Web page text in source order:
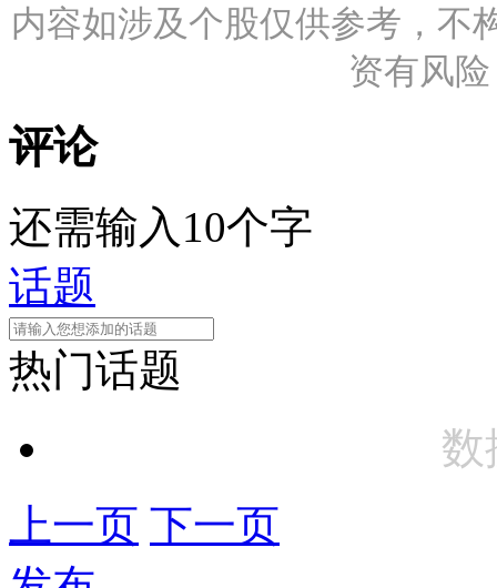
内容如涉及个股仅供参考，不
资有风
评论
还需输入10个字
话题
热门话题
数
上一页 下一页